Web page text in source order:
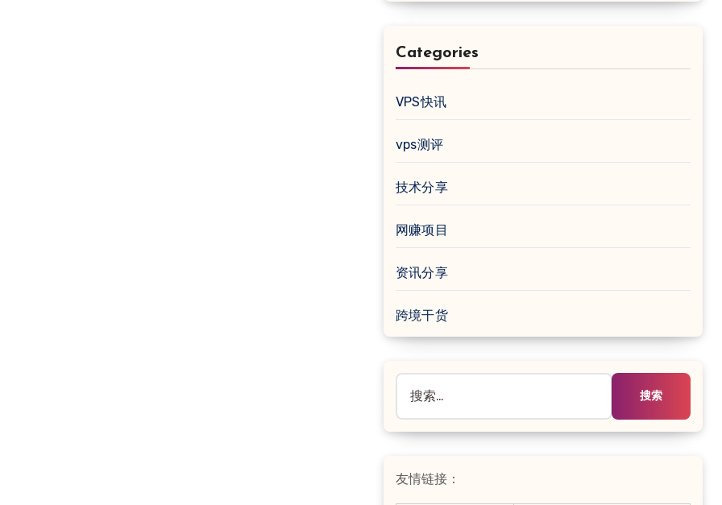
Categories
VPS快讯
vps测评
技术分享
网赚项目
资讯分享
跨境干货
索：
友情链接：